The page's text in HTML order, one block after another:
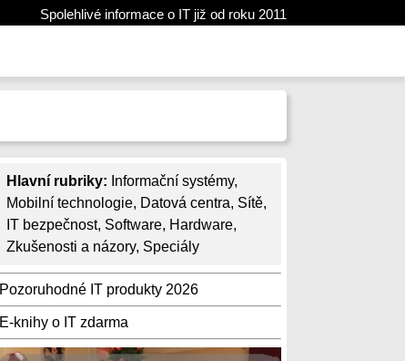
Spolehlivé informace o IT již od roku 2011
Hlavní rubriky: Informační systémy,
Mobilní technologie, Datová centra, Sítě,
IT bezpečnost, Software, Hardware,
Zkušenosti a názory, Speciály
Pozoruhodné IT produkty 2026
E-knihy o IT zdarma